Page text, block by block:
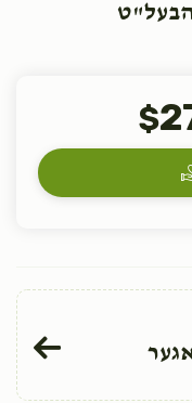
$